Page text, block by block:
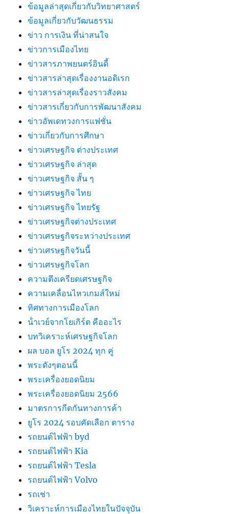
ข้อมูลล่าสุดเกี่ยวกับวิทยาศาสตร์
ข้อมูลเกี่ยวกับวัฒนธรรม
ข่าว การเงิน ที่น่าสนใจ
ข่าวการเมืองไทย
ข่าวสารภาพยนตร์อินดี้
ข่าวสารล่าสุดเรื่องงานอดิเรก
ข่าวสารล่าสุดเรื่องราวสังคม
ข่าวสารเกี่ยวกับการพัฒนาสังคม
ข่าวอัพเดทวงการแฟชั่น
ข่าวเกี่ยวกับการศึกษา
ข่าวเศรษฐกิจ ต่างประเทศ
ข่าวเศรษฐกิจ ล่าสุด
ข่าวเศรษฐกิจ สั้น ๆ
ข่าวเศรษฐกิจ ไทย
ข่าวเศรษฐกิจ ไทยรัฐ
ข่าวเศรษฐกิจต่างประเทศ
ข่าวเศรษฐกิจระหว่างประเทศ
ข่าวเศรษฐกิจวันนี้
ข่าวเศรษฐกิจโลก
ความตึงเครียดเศรษฐกิจ
ความเคลื่อนไหวเกมส์ใหม่
ทิศทางการเมืองโลก
น้ําเวย์จากโยเกิร์ต คืออะไร
บทวิเคราะห์เศรษฐกิจโลก
ผล บอล ยูโร 2024 ทุก คู่
พระดังๆตอนนี้
พระเครื่องยอดนิยม
พระเครื่องยอดนิยม 2566
มาตรการกีดกันทางการค้า
ยูโร 2024 รอบคัดเลือก ตาราง
รถยนต์ไฟฟ้า byd
รถยนต์ไฟฟ้า Kia
รถยนต์ไฟฟ้า Tesla
รถยนต์ไฟฟ้า Volvo
รถเช่า
วิเคราะห์การเมืองไทยในปัจจุบัน